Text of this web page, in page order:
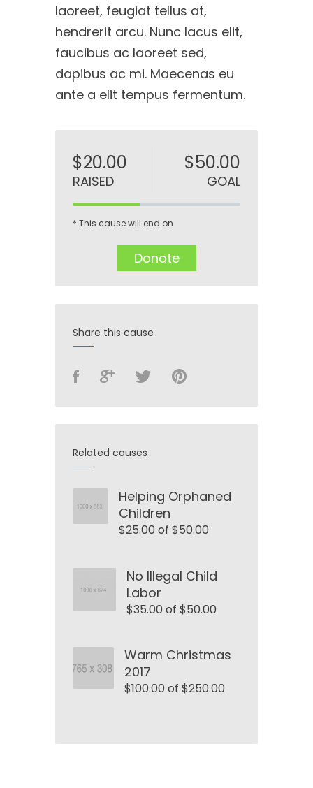
laoreet, feugiat tellus at,
hendrerit arcu. Nunc lacus elit,
faucibus ac laoreet sed,
dapibus ac mi. Maecenas eu
ante a elit tempus fermentum.
$20.00
RAISED
$50.00
GOAL
* This cause will end on
Donate
Share this cause
Related causes
Helping Orphaned
Children
$25.00 of $50.00
No Illegal Child
Labor
$35.00 of $50.00
Warm Christmas
2017
$100.00 of $250.00